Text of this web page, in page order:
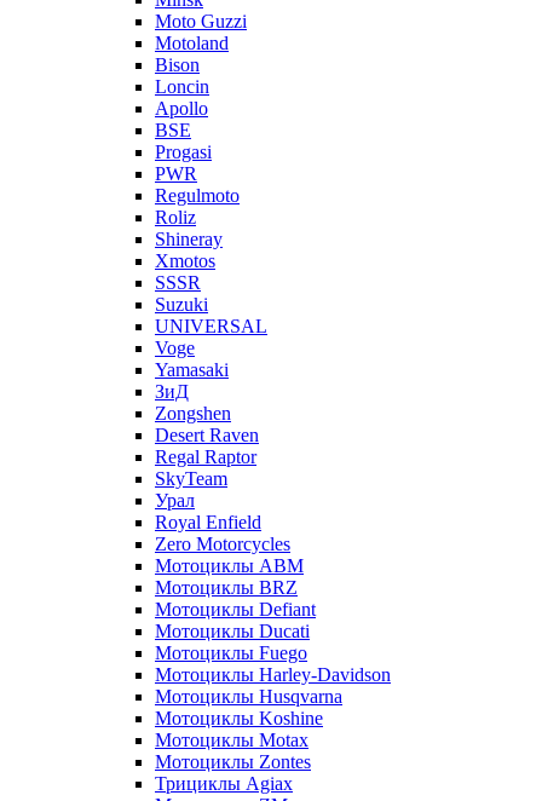
Moto Guzzi
Motoland
Bison
Loncin
Apollo
BSE
Progasi
PWR
Regulmoto
Roliz
Shineray
Xmotos
SSSR
Suzuki
UNIVERSAL
Voge
Yamasaki
ЗиД
Zongshen
Desert Raven
Regal Raptor
SkyTeam
Урал
Royal Enfield
Zero Motorcycles
Мотоциклы ABM
Мотоциклы BRZ
Мотоциклы Defiant
Мотоциклы Ducati
Мотоциклы Fuego
Мотоциклы Harley-Davidson
Мотоциклы Husqvarna
Мотоциклы Koshine
Мотоциклы Motax
Мотоциклы Zontes
Трициклы Agiax